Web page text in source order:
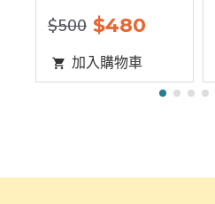
錠 150g
$480
$500
加入購物車